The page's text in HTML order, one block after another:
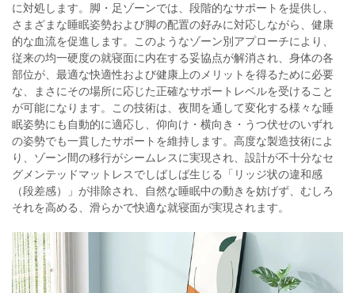
に対処します。脚・足ゾーンでは、段階的なサポートを提供し、
さまざまな睡眠姿勢および脚の配置の好みに対応しながら、健康
的な血流を促進します。このようなゾーン別アプローチにより、
従来の均一硬度の就寝面に内在する妥協点が解消され、身体の各
部位が、最適な快適性および健康上のメリットを得るために必要
な、まさにその場所に応じた正確なサポートレベルを受けること
が可能になります。この技術は、夜間を通して変化する様々な睡
眠姿勢にも自動的に適応し、仰向け・横向き・うつ伏せのいずれ
の姿勢でも一貫したサポートを維持します。高度な製造技術によ
り、ゾーン間の移行がシームレスに実現され、設計が不十分なセ
グメンテッドマットレスでしばしば生じる「リッジ状の違和感
（段差感）」が排除され、自然な睡眠中の動きを妨げず、むしろ
それを高める、滑らかで快適な就寝面が実現されます。